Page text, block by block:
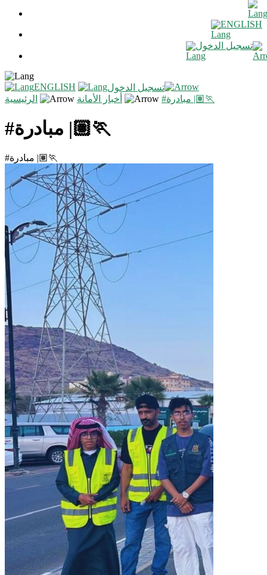
ENGLISH
تسجيل الدخول
ENGLISH
تسجيل الدخول
الرئيسية
أخبار الأمانة #مبادرة |🏃🏽
#مبادرة |🏃🏽
#مبادرة |🏃🏽